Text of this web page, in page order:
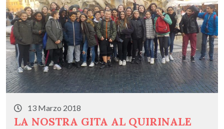
13 Marzo 2018
LA NOSTRA GITA AL QUIRINALE